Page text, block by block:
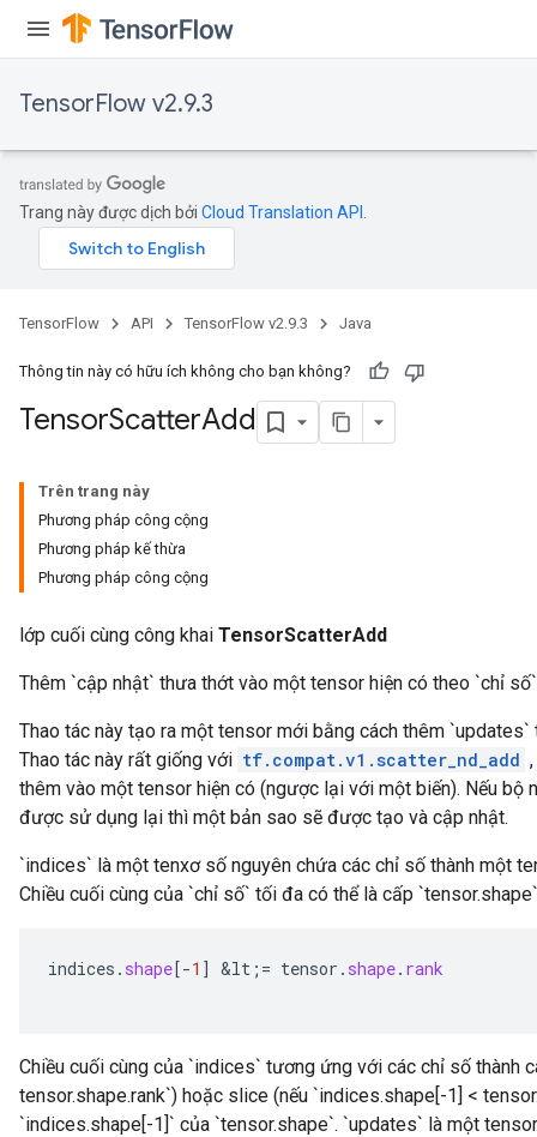
TensorFlow v2.9.3
Trang này được dịch bởi Cloud Translation API
TensorFlow API TensorFlow v2.9.3 Java
Thông tin này có hữu ích không cho bạn không?
TensorScatterAdd
Trên trang này
Phương pháp công cộng
Phương pháp kế thừa
Phương pháp công cộng
lớp cuối cùng công khai TensorScatterAdd
Thêm `cập nhật` thưa thớt vào một tensor hiện có theo `chỉ
Thao tác này tạo ra một tensor mới bằng cách thêm
Thao tác này rất giống với tf.compat.v1.scatter_nd_add
thêm vào một tensor hiện có (ngược lại với một biến). Nếu bộ
được sử dụng lại thì một bản sao sẽ được tạo và cập nhật.
`indices` là một tenxơ số nguyên chứa các chỉ số thành một
Chiều cuối cùng của `chỉ số` tối đa có thể là cấp
indices . shape[-1 ] &lt ; = tensor . shape. rank
Chiều cuối cùng của `indices` tương ứng với các chỉ số thành
tensor.shape.rank`) hoặc slice (nếu `indices.shape[-1] <
`indices.shape[-1]` của `tensor.shape`. `updates` là một